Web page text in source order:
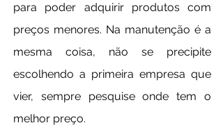
para poder adquirir produtos com
preços menores. Na manutenção é a
mesma coisa, não se precipite
escolhendo a primeira empresa que
vier, sempre pesquise onde tem o
melhor preço.